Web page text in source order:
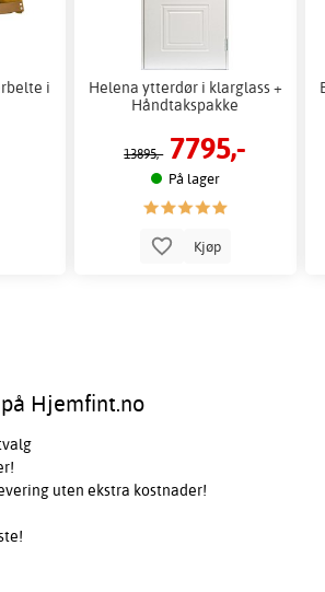
i
Helena ytterdør i klarglass +
Håndtakspakke
13895,- 7795,-
På lager
Kjøp
Hjemfint.no
uten ekstra kostnader!